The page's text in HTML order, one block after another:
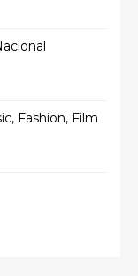
Fashion, Film